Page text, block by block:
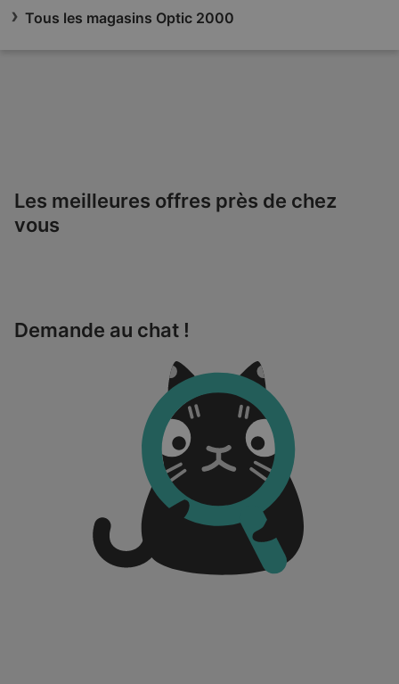
Tous les magasins Optic 2000
Les meilleures offres près de chez
vous
Demande au chat !